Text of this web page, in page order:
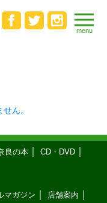
ん。
良の本 CD・DVD
マガジン 店舗案内